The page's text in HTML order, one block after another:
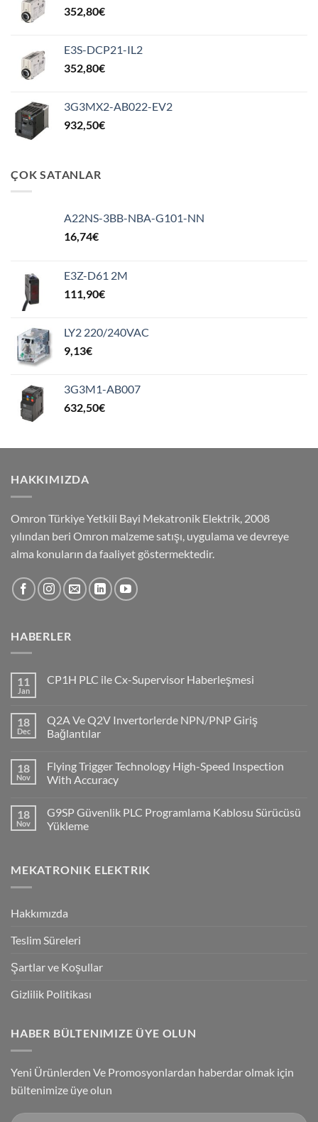
352,80€
E3S-DCP21-IL2
352,80€
3G3MX2-AB022-EV2
932,50€
ÇOK SATANLAR
A22NS-3BB-NBA-G101-NN
16,74€
E3Z-D61 2M
111,90€
LY2 220/240VAC
9,13€
3G3M1-AB007
632,50€
HAKKIMIZDA
Omron Türkiye Yetkili Bayi Mekatronik Elektrik, 2008
yılından beri Omron malzeme satışı, uygulama ve devreye
alma konuların da faaliyet göstermektedir.
HABERLER
11
Jan
CP1H PLC ile Cx-Supervisor Haberleşmesi
CP1H
PLC
ile
Haberleşmesi
18
Dec
Q2A Ve Q2V Invertorlerde NPN/PNP Giriş
Bağlantılar
on
Q2A
Ve
NPN/PNP
Giriş
Bağlantılar
18
Nov
Flying Trigger Technology High-Speed Inspection
With Accuracy
on
Flying
Trigger
Inspection
With
18
Nov
G9SP Güvenlik PLC Programlama Kablosu Sürücüsü
Yükleme
G9SP
Güvenlik
Sürücüsü
MEKATRONIK ELEKTRIK
Hakkımızda
Teslim Süreleri
Şartlar ve Koşullar
Gizlilik Politikası
HABER BÜLTENIMIZE ÜYE OLUN
Yeni Ürünlerden Ve Promosyonlardan haberdar olmak için
bültenimize üye olun